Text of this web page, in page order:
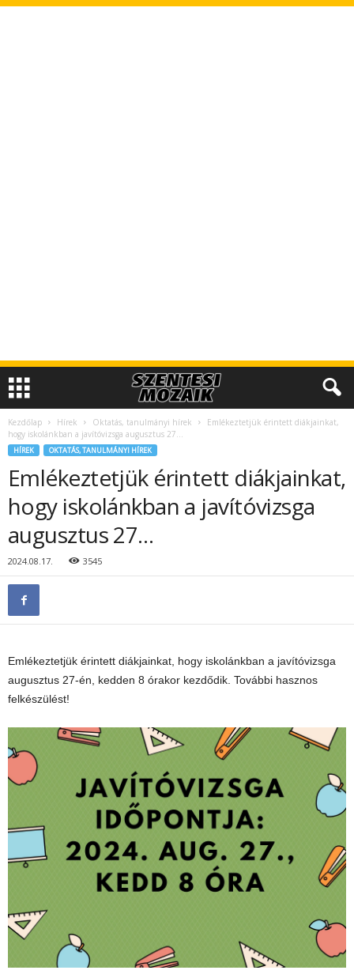
Kezdőlap Hírek Oktatás, tanulmányi hírek
Emlékeztetjük érintett diákjainkat,
hogy iskolánkban a javítóvizsga augusztus 27…
HÍREK OKTATÁS, TANULMÁNYI HÍREK
Emlékeztetjük érintett diákjainkat,
hogy iskolánkban a javítóvizsga
augusztus 27…
2024.08.17. 3545
Emlékeztetjük érintett diákjainkat, hogy iskolánkban a javítóvizsga
augusztus 27-én, kedden 8 órakor kezdődik. További hasznos
felkészülést!